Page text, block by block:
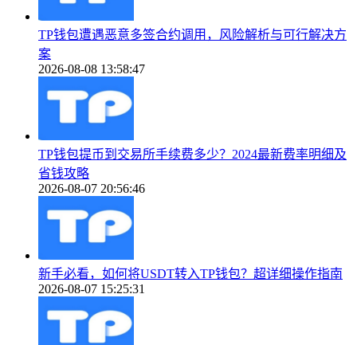
TP钱包遭遇恶意多签合约调用，风险解析与可行解决方
案
2026-08-08 13:58:47
TP钱包提币到交易所手续费多少？2024最新费率明细及
省钱攻略
2026-08-07 20:56:46
新手必看，如何将USDT转入TP钱包？超详细操作指南
2026-08-07 15:25:31